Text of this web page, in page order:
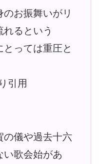
お振舞いがリ
るという
っては重圧と
引用
の儀や過去十六
い歌会始があ